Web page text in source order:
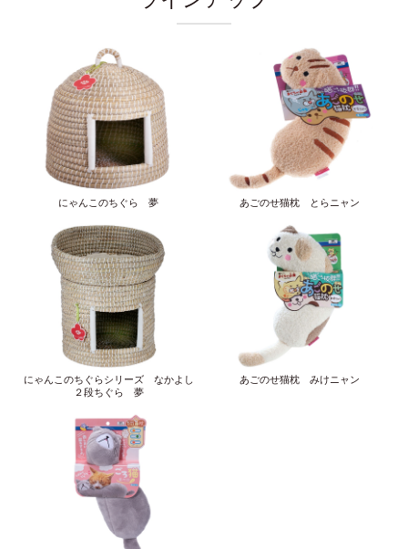
にゃんこのちぐら 夢 あごのせ猫枕 とらニャン
にゃんこのちぐらシリーズ なかよし
２段ちぐら 夢
あごのせ猫枕 みけニャン